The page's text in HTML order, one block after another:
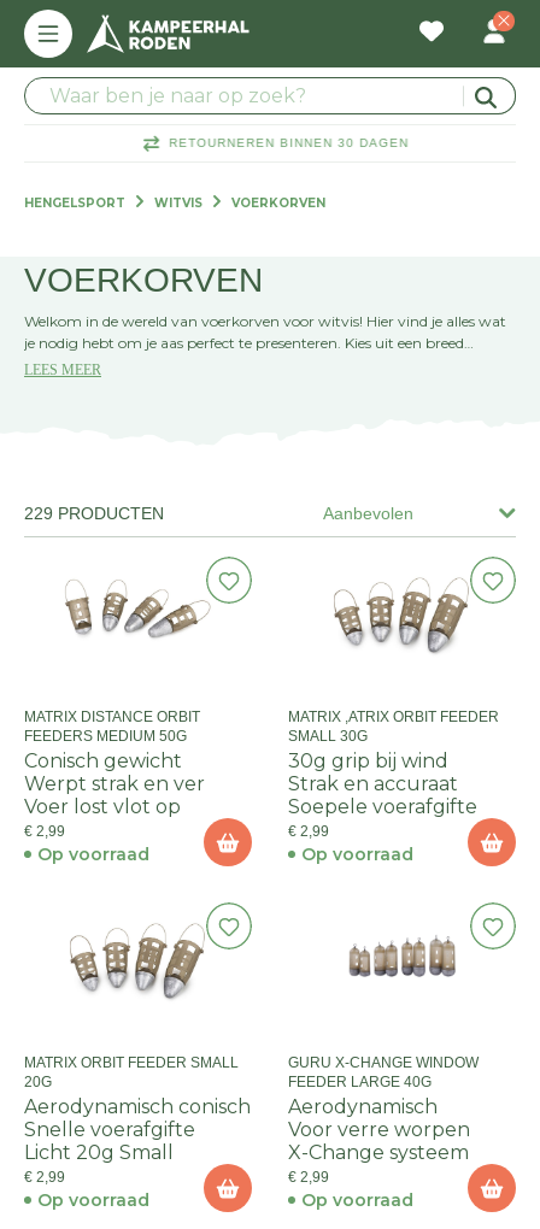
RETOURNEREN BINNEN 30 DAGEN
HENGELSPORT WITVIS VOERKORVEN
VOERKORVEN
Welkom in de wereld van voerkorven voor witvis! Hier vind je alles wat
je nodig hebt om je aas perfect te presenteren. Kies uit een breed
assortiment aan maten en stijlen voor elke visomstandigheid.
LEES MEER
Aanbevolen
229 PRODUCTEN
MATRIX DISTANCE ORBIT
FEEDERS MEDIUM 50G
Conisch gewicht
Werpt strak en ver
Voer lost vlot op
€ 2,99
Op voorraad
MATRIX ,ATRIX ORBIT FEEDER
SMALL 30G
30g grip bij wind
Strak en accuraat
Soepele voerafgifte
€ 2,99
Op voorraad
MATRIX ORBIT FEEDER SMALL
20G
Aerodynamisch conisch
Snelle voerafgifte
Licht 20g Small
€ 2,99
Op voorraad
GURU X-CHANGE WINDOW
FEEDER LARGE 40G
Aerodynamisch
Voor verre worpen
X-Change systeem
€ 2,99
Op voorraad